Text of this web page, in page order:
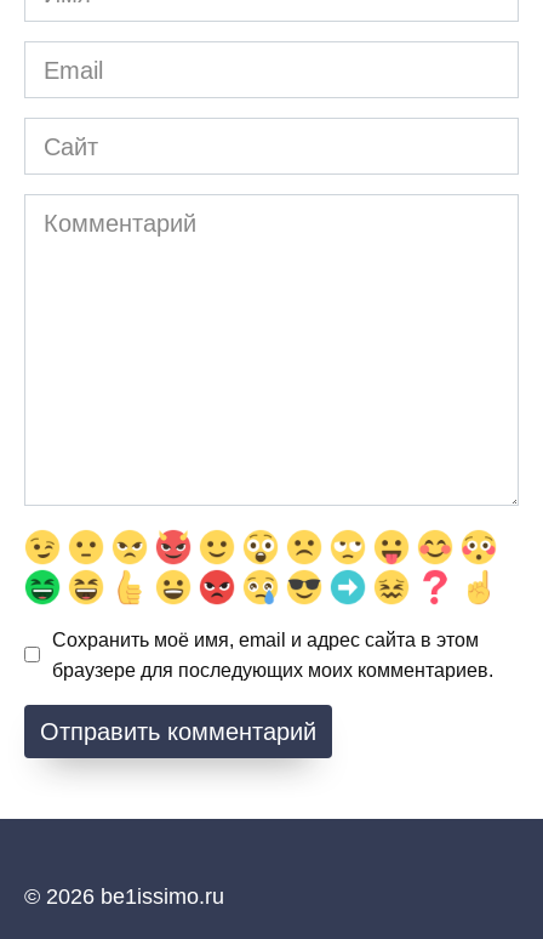
*
Email
*
Сайт
Комментарий
Сохранить моё имя, email и адрес сайта в этом
браузере для последующих моих комментариев.
© 2026 be1issimo.ru